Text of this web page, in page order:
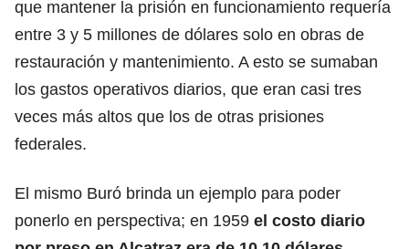
que mantener la prisión en funcionamiento requería
entre 3 y 5 millones de dólares solo en obras de
restauración y mantenimiento. A esto se sumaban
los gastos operativos diarios, que eran casi tres
veces más altos que los de otras prisiones
federales.
El mismo Buró brinda un ejemplo para poder
ponerlo en perspectiva; en 1959 el costo diario